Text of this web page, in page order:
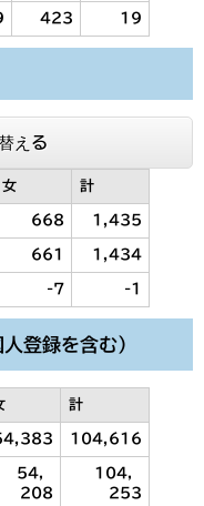
423 19
える
女 計
668 1,435
661 1,434
-7 -1
登録を含む）
計
104,616
54，
208
104，
253